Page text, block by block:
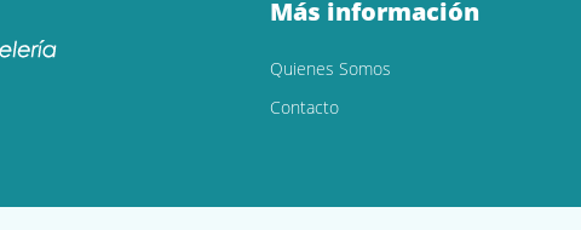
Más información
Quienes Somos
Contacto